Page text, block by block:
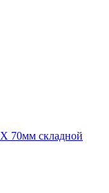
70мм складной